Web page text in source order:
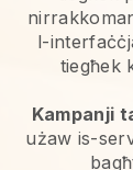
l-
tiegħek
Kampanji
użaw is-